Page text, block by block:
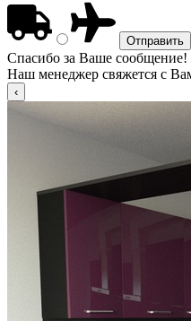
Спасибо за Ваше сообщение!
Наш менеджер свяжется с